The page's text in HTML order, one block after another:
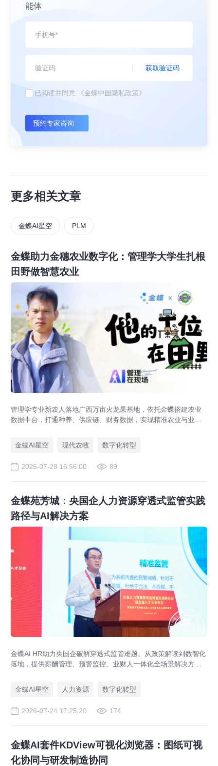
能体
获取验证码
已阅读并同意 《金蝶中国隐私政策》
预约专家咨询
更多相关文章
金蝶AI星空 PLM
金蝶助力金穗农业数字化：管理学大学生扎根
田野做智慧农业
管理学专业新农人落地广西万亩火龙果基地，依托金蝶搭建农业
数据中台，打通种养、供应链、财务数据，实现精准农业与业财
金蝶AI星空
现代农牧 数字化转型
2026-07-28 16:56:00 89
金蝶苑芳城：央国企人力资源穿透式监管实践
路径与AI解决方案
金蝶AI HR助力央国企破解穿透式监管难题。从政策解读到数智化
落地，提供薪酬管理、预警监控、业财人一体化全场景解决方
金蝶AI星空
人力资源 数字化转型
2026-07-24 17:25:20 174
金蝶AI套件KDView可视化浏览器：图纸可视
化协同与研发制造协同